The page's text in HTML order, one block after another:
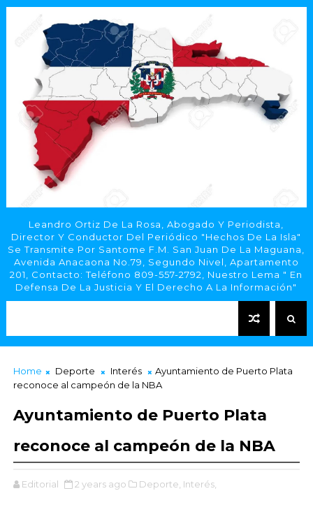
Leandro Ortiz De La Rosa, Abogado Y Periodista,
Director Y Conductor Del Periódico "Hechos De La Isla"
Se Transmite Por Santome F.M. San Juan De La Maguana,
Avenida Anacaona No.79, Segundo Nivel, Apartamento
201, Contacto: Teléfono 809-557-2792, Nuestro Lema " En
Defensa De La Justicia Y El Derecho A La Información"
Home Deporte Interés
Ayuntamiento de Puerto Plata
reconoce al campeón de la NBA
Ayuntamiento de Puerto Plata
reconoce al campeón de la NBA
Editorial 2 years ago Deporte, Interés,